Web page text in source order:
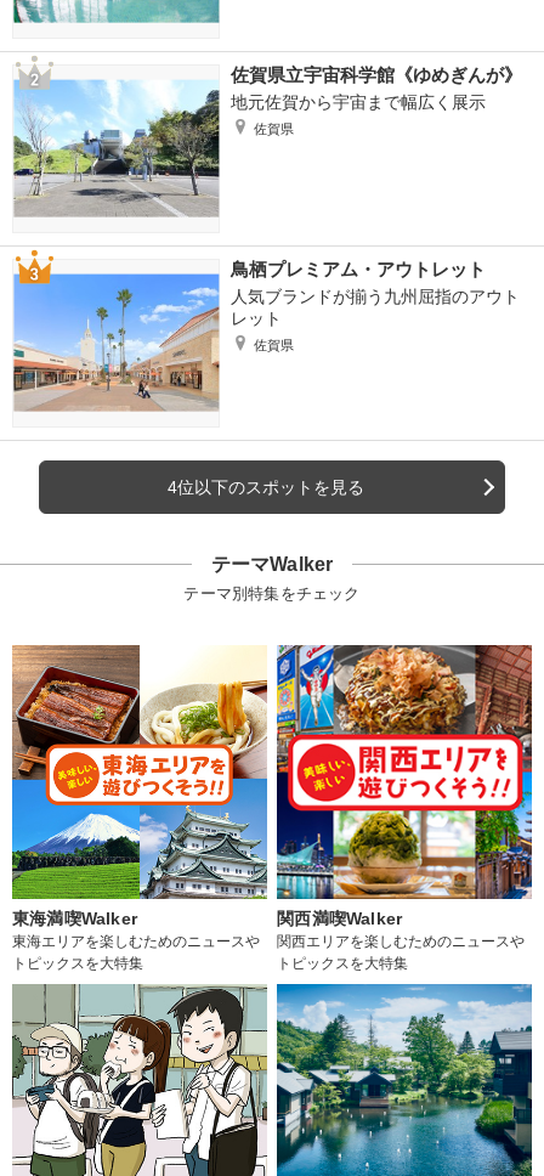
佐賀県立宇宙科学館《ゆめぎんが》
地元佐賀から宇宙まで幅広く展示
佐賀県
鳥栖プレミアム・アウトレット
人気ブランドが揃う九州屈指のアウト
レット
佐賀県
4位以下のスポットを見る
テーマWalker
テーマ別特集をチェック
東海満喫Walker
東海エリアを楽しむためのニュースや
トピックスを大特集
関西満喫Walker
関西エリアを楽しむためのニュースや
トピックスを大特集